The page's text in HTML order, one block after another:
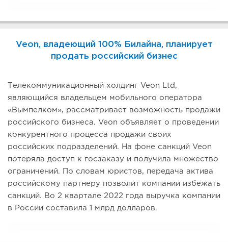
Veon, владеющий 100% Билайна, планирует
продать российский бизнес
Телекоммуникационный холдинг Veon Ltd,
являющийся владельцем мобильного оператора
«Вымпелком», рассматривает возможность продажи
российского бизнеса. Veon объявляет о проведении
конкурентного процесса продажи своих
российских подразделений. На фоне санкций Veon
потеряла доступ к госзаказу и получила множество
ограничений. По словам юристов, передача актива
российскому партнеру позволит компании избежать
санкций. Во 2 квартале 2022 года выручка компании
в России составила 1 млрд долларов.